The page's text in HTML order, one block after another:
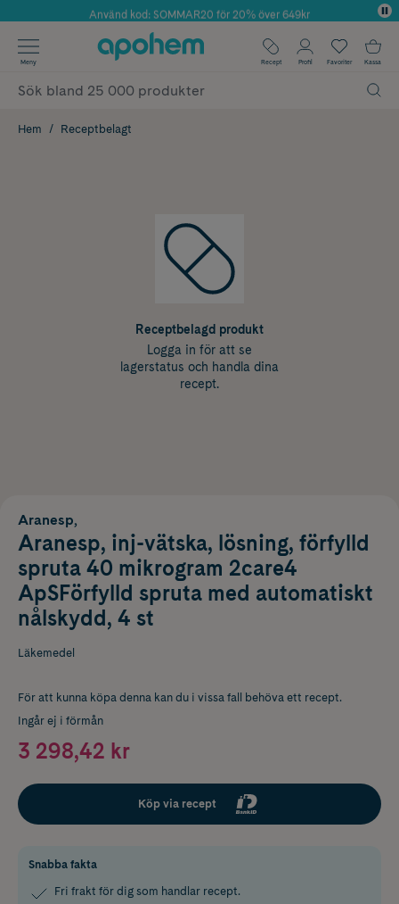
Årets Butik 2025 inom Skönhet
Använd kod: SOMMAR20 för 20% över 649kr
✓ Fri frakt
✓ Poäng på alla köp*
Meny Recept Profil Favoriter Kassa
Hem Receptbelagt
Receptbelagd produkt
Logga in för att se
lagerstatus och handla dina
recept.
Aranesp,
Aranesp, inj-vätska, lösning, förfylld
spruta 40 mikrogram 2care4
ApSFörfylld spruta med automatiskt
nålskydd, 4 st
Läkemedel
För att kunna köpa denna kan du i vissa fall behöva ett recept.
Ingår ej i förmån
3 298,42 kr
Köp via recept
Snabba fakta
Fri frakt för dig som handlar recept.